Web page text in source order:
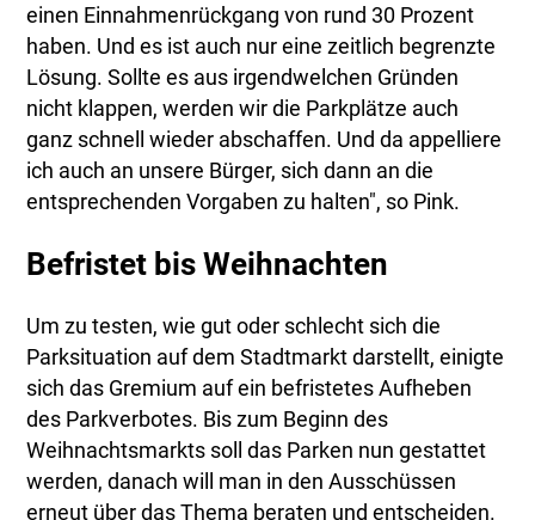
einen Einnahmenrückgang von rund 30 Prozent
haben. Und es ist auch nur eine zeitlich begrenzte
Lösung. Sollte es aus irgendwelchen Gründen
nicht klappen, werden wir die Parkplätze auch
ganz schnell wieder abschaffen. Und da appelliere
ich auch an unsere Bürger, sich dann an die
entsprechenden Vorgaben zu halten", so Pink.
Befristet bis Weihnachten
Um zu testen, wie gut oder schlecht sich die
Parksituation auf dem Stadtmarkt darstellt, einigte
sich das Gremium auf ein befristetes Aufheben
des Parkverbotes. Bis zum Beginn des
Weihnachtsmarkts soll das Parken nun gestattet
werden, danach will man in den Ausschüssen
erneut über das Thema beraten und entscheiden.